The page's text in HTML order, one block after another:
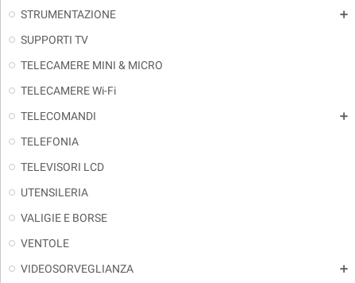
STRUMENTAZIONE
add
SUPPORTI TV
TELECAMERE MINI & MICRO
TELECAMERE Wi-Fi
TELECOMANDI
add
TELEFONIA
TELEVISORI LCD
UTENSILERIA
VALIGIE E BORSE
VENTOLE
VIDEOSORVEGLIANZA
add